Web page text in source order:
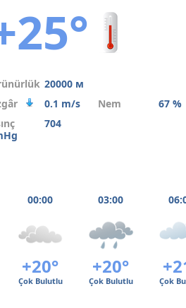
20000 м
0.1 m/s Nem
67 %
704
00:00 03:00
+20° +20°
Çok Bulutlu Çok Bulutlu Çok